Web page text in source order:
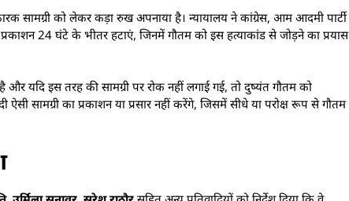
सामग्री को लेकर कड़ा रुख अपनाया है। न्यायालय ने कांग्रेस, आम आदमी पार्टी
प्रकाशन 24 घंटे के भीतर हटाएं, जिनमें गौतम को इस हत्याकांड से जोड़ने का प्रयास
और यदि इस तरह की सामग्री पर रोक नहीं लगाई गई, तो दुष्यंत गौतम को
सामग्री का प्रकाशन या प्रसार नहीं करेंगे, जिसमें सीधे या परोक्ष रूप से गौतम